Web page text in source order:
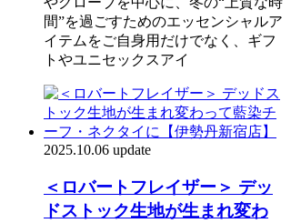
間”を過ごすためのエッセンシャルア
イテムをご自身用だけでなく、ギフ
トやユニセックスアイ
2025.10.06 update
＜ロバートフレイザー＞ デッ
ドストック生地が生まれ変わ